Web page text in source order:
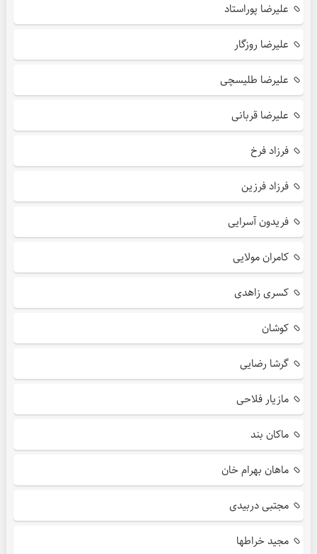
علیرضا پوراستاد
علیرضا روزگار
علیرضا طلیسچی
علیرضا قربانی
فرزاد فرخ
فرزاد فرزین
فریدون آسرایی
کامران مولایی
کسری زاهدی
کوشان
گرشا رضایی
مازیار فلاحی
ماکان بند
ماهان بهرام خان
مجتبی دربیدی
مجید خراطها